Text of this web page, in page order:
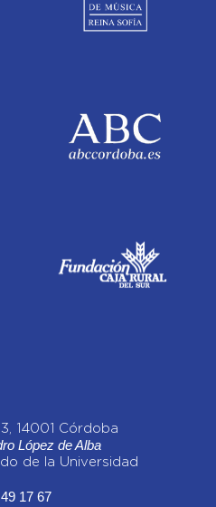
14001 Córdoba
López de Alba
de la Universidad
17 67